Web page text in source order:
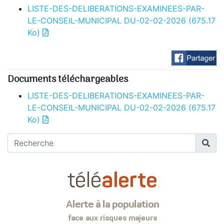
LISTE-DES-DELIBERATIONS-EXAMINEES-PAR-
LE-CONSEIL-MUNICIPAL DU-02-02-2026 (675.17
Ko)
Documents téléchargeables
LISTE-DES-DELIBERATIONS-EXAMINEES-PAR-
LE-CONSEIL-MUNICIPAL DU-02-02-2026 (675.17
Ko)